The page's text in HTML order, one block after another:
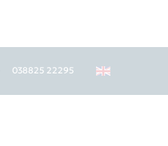
038825 22295